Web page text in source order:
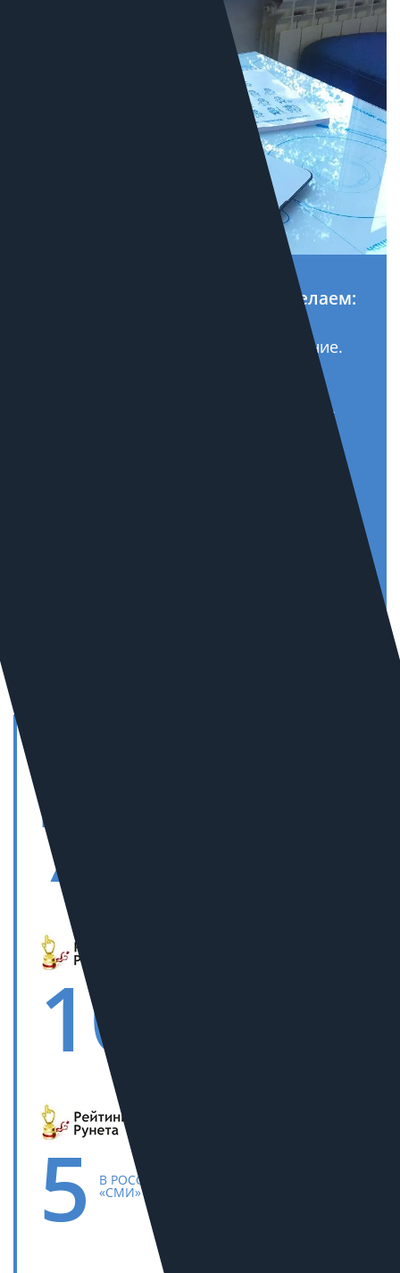
Кроме стандартных задач мы делаем:
Мультирегиональное продвижение.
Вывод из-под фильтров поисковых
7
10
5 В РОССИИ В СЕГМЕНТЕ
«СМИ»